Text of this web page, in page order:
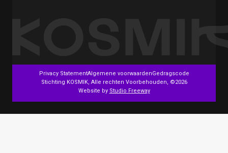
Privacy StatementAlgemene voorwaardenGedragscode
Stichting KOSMIK, Alle rechten Voorbehouden, ©2026
Website by Studio Freeway